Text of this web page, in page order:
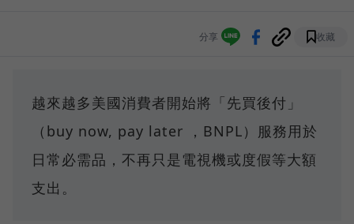
分享 收藏
越來越多美國消費者開始將「先買後付」
（buy now, pay later ，BNPL）服務用於
日常必需品，不再只是電視機或度假等大額
支出。